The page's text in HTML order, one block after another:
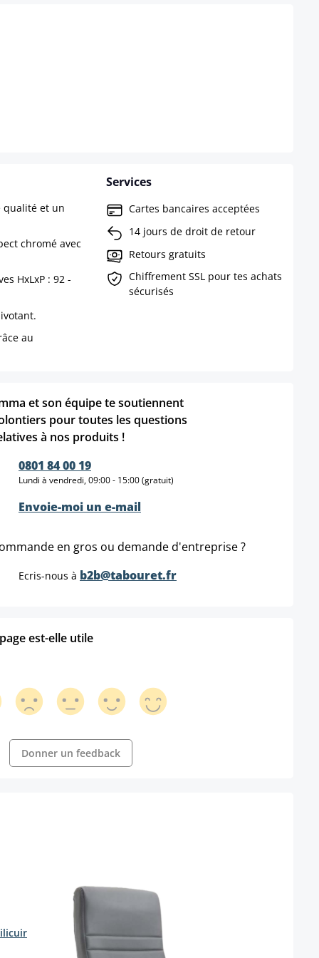
qualité et un
chromé avec
HxLxP : 92 -
au
Services
Cartes bancaires acceptées
14 jours de droit de retour
Retours gratuits
Chiffrement SSL pour tes achats
sécurisés
et son équipe te soutiennent
pour toutes les questions
à nos produits !
0801 84 00 19
Lundi à vendredi, 09:00 - 15:00 (gratuit)
Envoie-moi un e-mail
en gros ou demande d'entreprise ?
Ecris-nous à b2b@tabouret.fr
est-elle utile
Donner un feedback